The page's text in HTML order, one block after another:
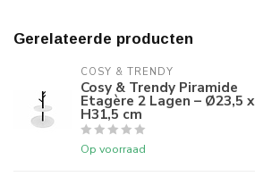
Gerelateerde producten
COSY & TRENDY
Cosy & Trendy Piramide
Etagère 2 Lagen – Ø23,5 x
H31,5 cm
Op voorraad